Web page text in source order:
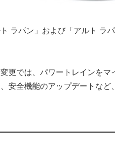
ラパン」および「アルト ラ
更では、パワートレインを
安全機能のアップデートなど、